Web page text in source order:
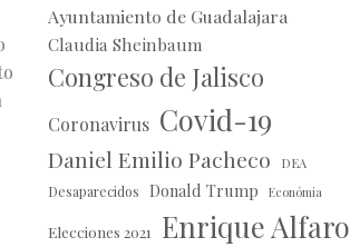
Ayuntamiento de Guadalajara
Claudia Sheinbaum
Congreso de Jalisco
Coronavirus Covid-19
Daniel Emilio Pacheco DEA
Desaparecidos Donald Trump Económia
Elecciones 2021 Enrique Alfaro